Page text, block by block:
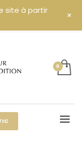
site à partir
+